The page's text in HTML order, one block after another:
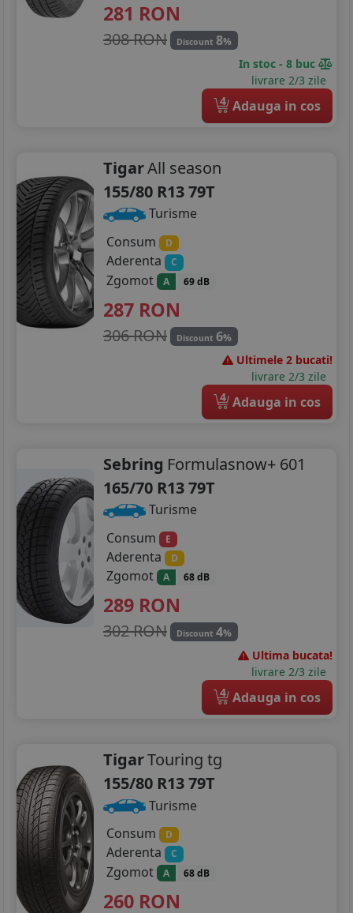
281 RON
308 RON Discount 8%
In stoc - 8 buc
livrare 2/3 zile
4 Adauga in cos
TigarAll season
155/80 R13 79T
Turisme
Consum
D
Aderenta C
Zgomot A 69 dB
287 RON
306 RON Discount 6%
Ultimele 2 bucati!
livrare 2/3 zile
4 Adauga in cos
Sebring Formulasnow+ 601
165/70 R13 79T
Turisme
Consum
E
Aderenta D
Zgomot A 68 dB
289 RON
302 RON Discount 4%
Ultima bucata!
livrare 2/3 zile
4 Adauga in cos
TigarTouring tg
155/80 R13 79T
Turisme
Consum
D
Aderenta C
Zgomot A 68 dB
260 RON